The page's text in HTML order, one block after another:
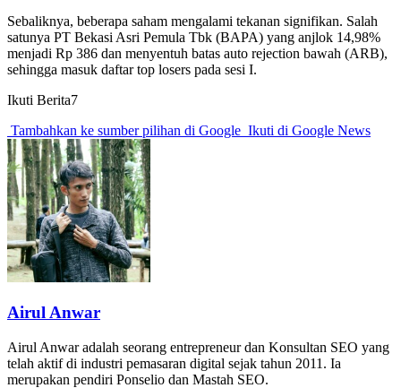
Sebaliknya, beberapa saham mengalami tekanan signifikan. Salah
satunya PT Bekasi Asri Pemula Tbk (BAPA) yang anjlok 14,98%
menjadi Rp 386 dan menyentuh batas auto rejection bawah (ARB),
sehingga masuk daftar top losers pada sesi I.
Ikuti Berita7
Tambahkan ke sumber pilihan di Google Ikuti di Google News
Airul Anwar
Airul Anwar adalah seorang entrepreneur dan Konsultan SEO yang
telah aktif di industri pemasaran digital sejak tahun 2011. Ia
merupakan pendiri Ponselio dan Mastah SEO.